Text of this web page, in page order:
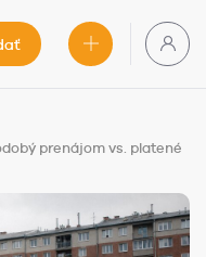
prenájom vs. platené